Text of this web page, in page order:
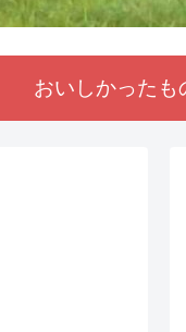
おいしかったも